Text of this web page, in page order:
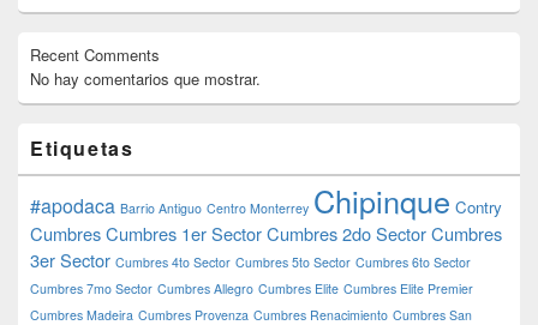
Recent Comments
No hay comentarios que mostrar.
Etiquetas
#apodaca Barrio Antiguo Centro Monterrey Chipinque Contry
CumbresCumbres 1er SectorCumbres 2do SectorCumbres
3er Sector Cumbres 4to Sector Cumbres 5to Sector Cumbres 6to Sector
Cumbres 7mo Sector Cumbres Allegro Cumbres Elite Cumbres Elite Premier
Cumbres Madeira Cumbres Provenza Cumbres Renacimiento Cumbres San